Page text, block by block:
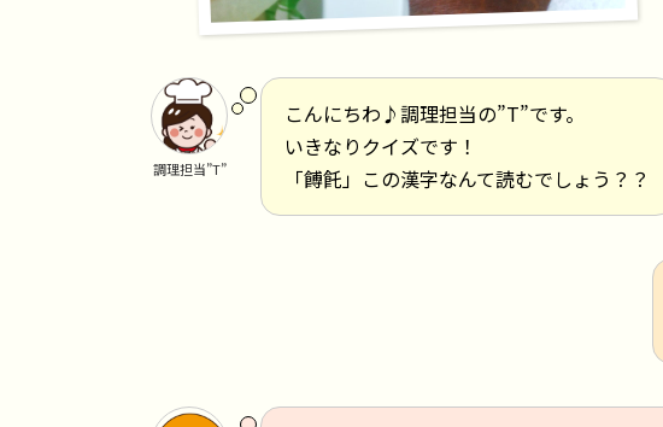
調理担当”T”
こんにちわ♪調理担当の”T”です。
いきなりクイズです！
「餺飥」この漢字なんて読むでしょう？？